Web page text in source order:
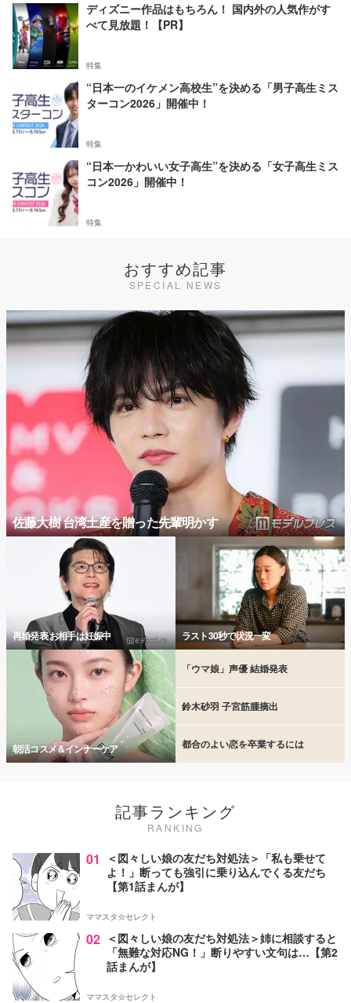
ディズニー作品はもちろん！ 国内外の人気作がす
べて見放題！【PR】
特集
“日本一のイケメン高校生”を決める「男子高生ミス
ターコン2026」開催中！
特集
“日本一かわいい女子高生”を決める「女子高生ミス
コン2026」開催中！
特集
おすすめ記事
SPECIAL NEWS
佐藤大樹 台湾土産を贈った先輩明かす
再婚発表 お相手は妊娠中 ラスト30秒で状況一変
朝活コスメ＆インナーケア
「ウマ娘」声優 結婚発表
鈴木砂羽 子宮筋腫摘出
都合のよい恋を卒業するには
記事ランキング
RANKING
01
＜図々しい娘の友だち対処法＞「私も乗せて
よ！」断っても強引に乗り込んでくる友だち
【第1話まんが】
ママスタ☆セレクト
02 ＜図々しい娘の友だち対処法＞姉に相談すると
「無難な対応NG！」断りやすい文句は…【第2
話まんが】
ママスタ☆セレクト